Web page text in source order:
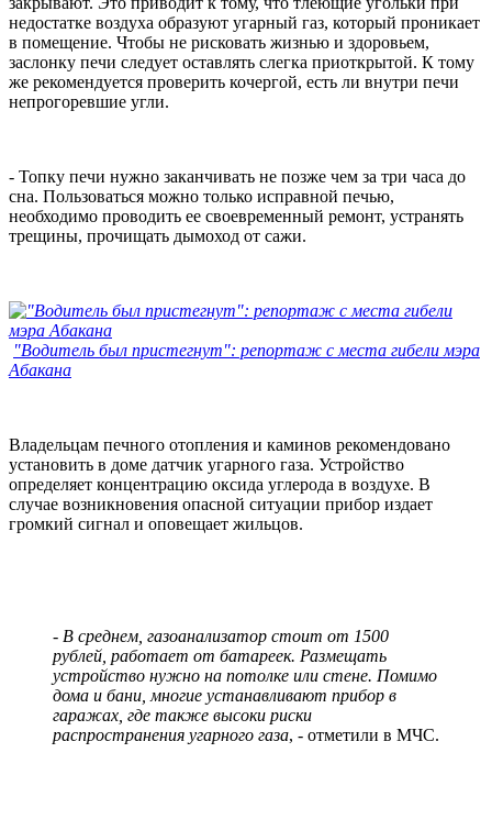
недостатке воздуха образуют угарный газ, который проникает
в помещение. Чтобы не рисковать жизнью и здоровьем,
заслонку печи следует оставлять слегка приоткрытой. К тому
же рекомендуется проверить кочергой, есть ли внутри печи
непрогоревшие угли.
- Топку печи нужно заканчивать не позже чем за три часа до
сна. Пользоваться можно только исправной печью,
необходимо проводить ее своевременный ремонт, устранять
трещины, прочищать дымоход от сажи.
"Водитель был пристегнут": репортаж с места гибели мэра
Абакана
Владельцам печного отопления и каминов рекомендовано
установить в доме датчик угарного газа. Устройство
определяет концентрацию оксида углерода в воздухе. В
случае возникновения опасной ситуации прибор издает
громкий сигнал и оповещает жильцов.
- В среднем, газоанализатор стоит от 1500
рублей, работает от батареек. Размещать
устройство нужно на потолке или стене. Помимо
дома и бани, многие устанавливают прибор в
гаражах, где также высоки риски
распространения угарного газа, - отметили в МЧС.